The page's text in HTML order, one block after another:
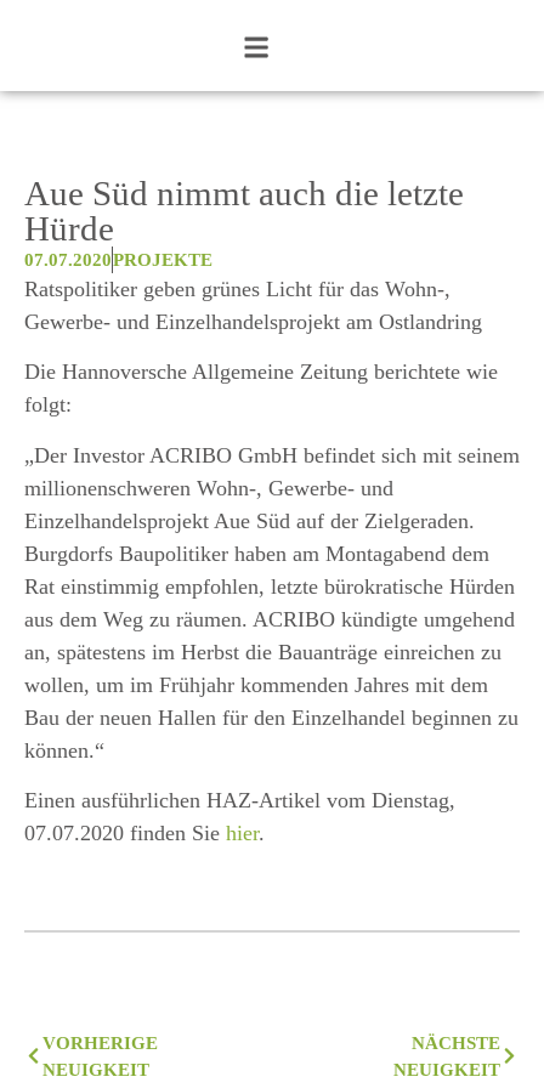
Aue Süd nimmt auch die letzte
Hürde
07.07.2020PROJEKTE
Ratspolitiker geben grünes Licht für das Wohn-,
Gewerbe- und Einzelhandelsprojekt am Ostlandring
Die Hannoversche Allgemeine Zeitung berichtete wie
folgt:
„Der Investor ACRIBO GmbH befindet sich mit seinem
millionenschweren Wohn-, Gewerbe- und
Einzelhandelsprojekt Aue Süd auf der Zielgeraden.
Burgdorfs Baupolitiker haben am Montagabend dem
Rat einstimmig empfohlen, letzte bürokratische Hürden
aus dem Weg zu räumen. ACRIBO kündigte umgehend
an, spätestens im Herbst die Bauanträge einreichen zu
wollen, um im Frühjahr kommenden Jahres mit dem
Bau der neuen Hallen für den Einzelhandel beginnen zu
können.“
Einen ausführlichen HAZ-Artikel vom Dienstag,
07.07.2020 finden Sie hier.
VORHERIGE
NEUIGKEIT
NÄCHSTE
NEUIGKEIT